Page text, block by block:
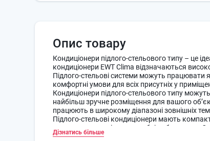
Опис товару
Кондиціонери підлого-стельового типу – це
кондиціонери EWT Clima відзначаються
Підлого-стельові системи можуть працювати
комфортні умови для всіх присутніх у
Кондиціонери підлого-стельового типу
найбільш зручне розміщення для вашого
працюють в широкому діапазоні зовнішніх
Підлого-стельові кондиціонери мають
заважаючи розміщенню меблів або декору.
важливо для офісних просторів або житлових
Дізнатись більше